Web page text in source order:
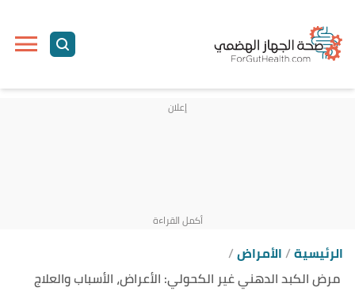
الرئيسية الأمراض
مرض الكبد الدهني غير الكحولي: الأعراض، الأسباب والعلاج